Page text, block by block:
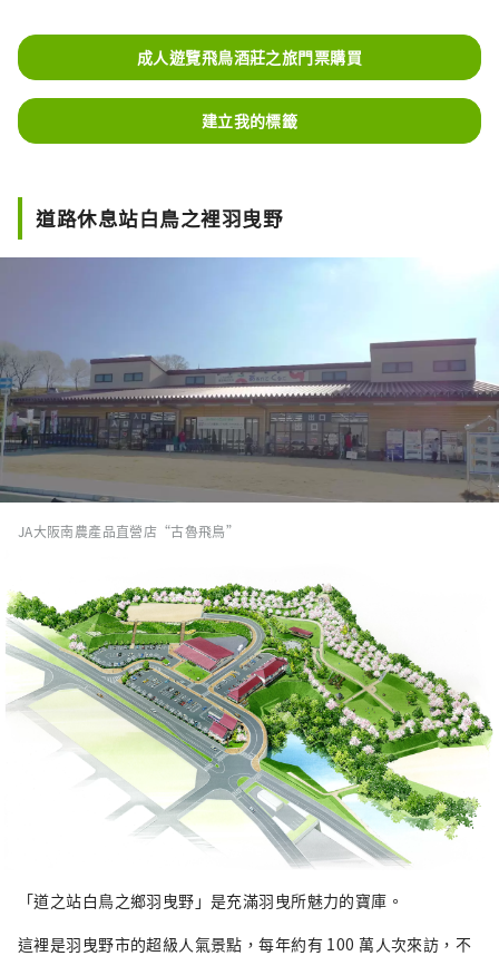
成人遊覽飛鳥酒莊之旅門票購買
建立我的標籤
道路休息站白鳥之裡羽曳野
JA大阪南農產品直營店“古魯飛鳥”
「道之站白鳥之鄉羽曳野」是充滿羽曳所魅力的寶庫。
這裡是羽曳野市的超級人氣景點，每年約有 100 萬人次來訪，不